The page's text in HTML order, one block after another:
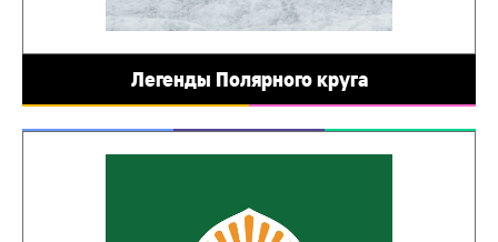
Легенды Полярного круга